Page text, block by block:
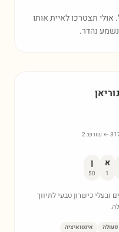
אולי תצטרכו לאיית אותו
נהדר.
נוריאן
← שורש:2
א
1
ן
50
כישרון טבעי לתיווך
אינטואיציה